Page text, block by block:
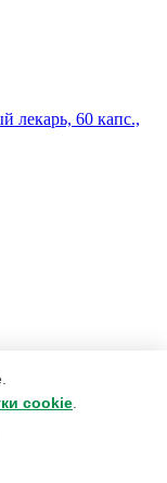
cookie
лекарь, 60 капс.,